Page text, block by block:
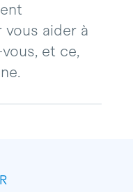
aider à
et ce,